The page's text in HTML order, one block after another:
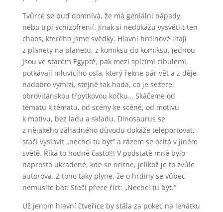
Tvůrce se buď domnívá, že má geniální nápady,
nebo trpí schizofrenií. Jinak si nedokážu vysvětlit ten
chaos, kterého jsme svědky. Hlavní hrdinové lítají
z planety na planetu, z komiksu do komiksu, jednou
jsou ve starém Egyptě, pak mezi spícími cibulemi,
potkávají mluvícího osla, který řekne pár vět a z děje
nadobro vymizí, stejně tak hada, co je sežere,
obrovitánskou třpytkovou kočku… Skáčeme od
tématu k tématu, od scény ke scéně, od motivu
k motivu, bez ladu a skladu. Dinosaurus se
z nějakého záhadného důvodu dokáže teleportovat,
stačí vyslovit „nechci tu být“ a rázem se ocitá v jiném
světě. Říká to hodně často!!! V podstatě mně bylo
naprosto ukradené, kde se ocitne, jelikož je to zvůle
autorova. Z toho taky plyne, že o hrdiny se vůbec
nemusíte bát. Stačí přece říct: „Nechci tu být.“
Už jenom hlavní čtveřice by stála za pokec na lehátku